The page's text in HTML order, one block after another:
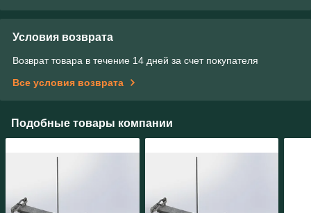
Условия возврата
Возврат товара в течение 14 дней за счет покупателя
Все условия возврата
Подобные товары компании